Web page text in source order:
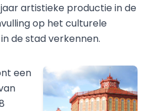
artistieke productie in de
op het culturele
de stad verkennen.
een